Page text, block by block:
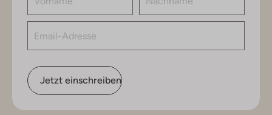
Jetzt einschreiben